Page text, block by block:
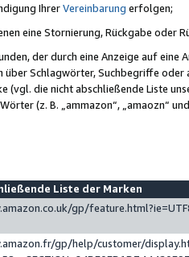
IhrerVereinbarung erfolgen;
eine Stornierung, Rückgabe oder
der durch eine Anzeige auf
über Schlagwörter, Suchbegriffe
(vgl. die nicht abschließende Liste
(z. B. „ammazon“, „amaozn“
Liste der Marken
gp/
gp/help/customer/